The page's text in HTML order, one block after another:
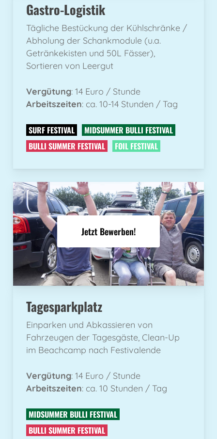
Gastro-Logistik
Tägliche Bestückung der Kühlschränke /
Abholung der Schankmodule (u.a.
Getränkekisten und 50L Fässer),
Sortieren von Leergut
Vergütung: 14 Euro / Stunde
Arbeitszeiten: ca. 10-14 Stunden / Tag
SURF FESTIVAL
MIDSUMMER BULLI FESTIVAL
BULLI SUMMER FESTIVAL
FOIL FESTIVAL
Jetzt Bewerben!
Tagesparkplatz
Einparken und Abkassieren von
Fahrzeugen der Tagesgäste, Clean-Up
im Beachcamp nach Festivalende
Vergütung: 14 Euro / Stunde
Arbeitszeiten: ca. 10 Stunden / Tag
MIDSUMMER BULLI FESTIVAL
BULLI SUMMER FESTIVAL